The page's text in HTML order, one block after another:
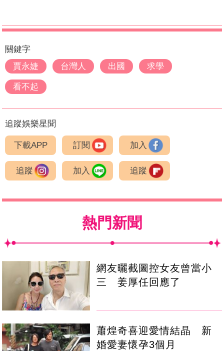
關鍵字
賈永婕
台灣人 出國 求學
看不起
追蹤娛樂星聞
下載APP 訂閱 加入
追蹤 加入 追蹤
熱門新聞
網友曬截圖控女友曾當小
三 姜厚任回應了
蕭煌奇喜迎愛情結晶 新
婚愛妻懷孕3個月